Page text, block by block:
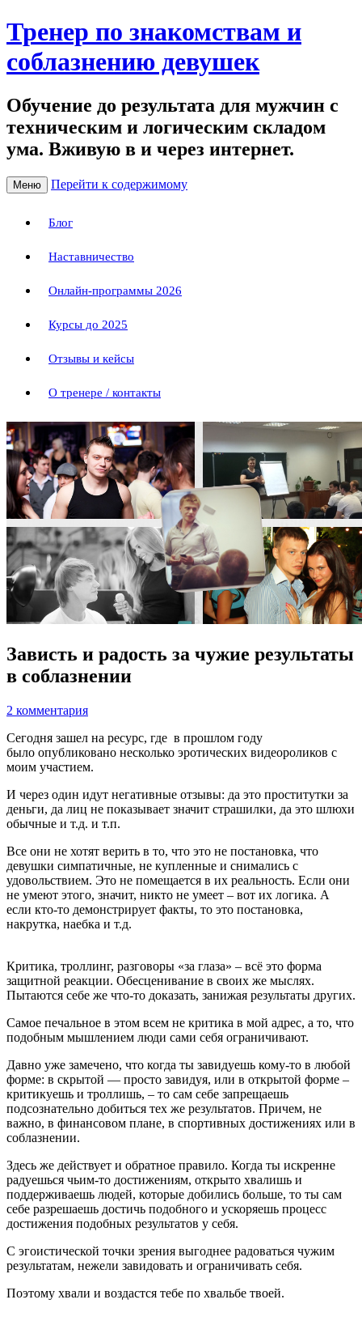
Тренер по знакомствам и
соблазнению девушек
Обучение до результата для мужчин с
техническим и логическим складом
ума. Вживую в и через интернет.
Меню Перейти к содержимому
Блог
Наставничество
Онлайн-программы 2026
Курсы до 2025
Отзывы и кейсы
О тренере / контакты
Зависть и радость за чужие результаты
в соблазнении
2 комментария
Сегодня зашел на ресурс, где в прошлом году
было опубликовано несколько эротических видеороликов с
моим участием.
И через один идут негативные отзывы: да это проститутки за
деньги, да лиц не показывает значит страшилки, да это шлюхи
обычные и т.д. и т.п.
Все они не хотят верить в то, что это не постановка, что
девушки симпатичные, не купленные и снимались с
удовольствием. Это не помещается в их реальность. Если они
не умеют этого, значит, никто не умеет – вот их логика. А
если кто-то демонстрирует факты, то это постановка,
накрутка, наебка и т.д.
Критика, троллинг, разговоры «за глаза» – всё это форма
защитной реакции. Обесценивание в своих же мыслях.
Пытаются себе же что-то доказать, занижая результаты других.
Самое печальное в этом всем не критика в мой адрес, а то, что
подобным мышлением люди сами себя ограничивают.
Давно уже замечено, что когда ты завидуешь кому-то в любой
форме: в скрытой — просто завидуя, или в открытой форме –
критикуешь и троллишь, – то сам себе запрещаешь
подсознательно добиться тех же результатов. Причем, не
важно, в финансовом плане, в спортивных достижениях или в
соблазнении.
Здесь же действует и обратное правило. Когда ты искренне
радуешься чьим-то достижениям, открыто хвалишь и
поддерживаешь людей, которые добились больше, то ты сам
себе разрешаешь достичь подобного и ускоряешь процесс
достижения подобных результатов у себя.
С эгоистической точки зрения выгоднее радоваться чужим
результатам, нежели завидовать и ограничивать себя.
Поэтому хвали и воздастся тебе по хвальбе твоей.